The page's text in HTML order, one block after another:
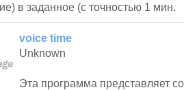
в заданное (с точностью 1 мин.
voice time
Unknown
Эта программа представляет